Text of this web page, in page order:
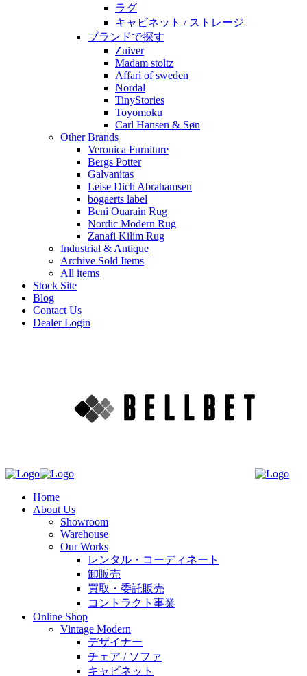
ラグ
キャビネット / ストレージ
ブランドで探す
Zuiver
Madam stoltz
Affari of sweden
Nordal
TinyStories
Toyomoku
Carl Hansen & Søn
Other Brands
Veronica Furniture
Bergs Potter
Galvanitas
Leise Dich Abrahamsen
bogaerts label
Beni Ouarain Rug
Nordic Modern Rug
Zanafi Kilim Rug
Industrial & Antique
Archive Sold Items
All items
Stock Site
Blog
Contact Us
Dealer Login
Home
About Us
Showroom
Warehouse
Our Works
レンタル・コーディネート
卸販売
買取・委託販売
コントラクト事業
Online Shop
Vintage Modern
デザイナー
チェア / ソファ
キャビネット